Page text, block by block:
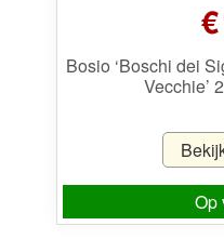
€
Bosio ‘Boschi dei
Vecchie’
Op